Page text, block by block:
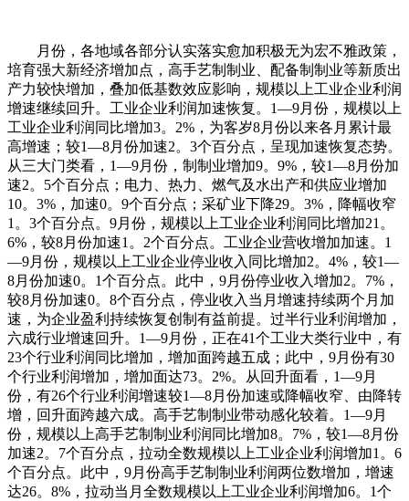
月份，各地域各部分认实落实愈加积极无为宏不雅政策，
培育强大新经济增加点，高手艺制制业、配备制制业等新质出
产力较快增加，叠加低基数效应影响，规模以上工业企业利润
增速继续回升。工业企业利润加速恢复。1—9月份，规模以上
工业企业利润同比增加3。2%，为客岁8月份以来各月累计最
高增速；较1—8月份加速2。3个百分点，呈现加速恢复态势。
从三大门类看，1—9月份，制制业增加9。9%，较1—8月份加
速2。5个百分点；电力、热力、燃气及水出产和供应业增加
10。3%，加速0。9个百分点；采矿业下降29。3%，降幅收窄
1。3个百分点。9月份，规模以上工业企业利润同比增加21。
6%，较8月份加速1。2个百分点。工业企业营收增加加速。1
—9月份，规模以上工业企业停业收入同比增加2。4%，较1—
8月份加速0。1个百分点。此中，9月份停业收入增加2。7%，
较8月份加速0。8个百分点，停业收入当月增速持续两个月加
速，为企业盈利持续恢复创制有益前提。过半行业利润增加，
六成行业增速回升。1—9月份，正在41个工业大类行业中，有
23个行业利润同比增加，增加面跨越五成；此中，9月份有30
个行业利润增加，增加面达73。2%。从回升面看，1—9月
份，有26个行业利润增速较1—8月份加速或降幅收窄、由降转
增，回升面跨越六成。高手艺制制业带动感化较着。1—9月
份，规模以上高手艺制制业利润同比增加8。7%，较1—8月份
加速2。7个百分点，拉动全数规模以上工业企业利润增加1。6
个百分点。此中，9月份高手艺制制业利润两位数增加，增速
达26。8%，拉动当月全数规模以上工业企业利润增加6。1个